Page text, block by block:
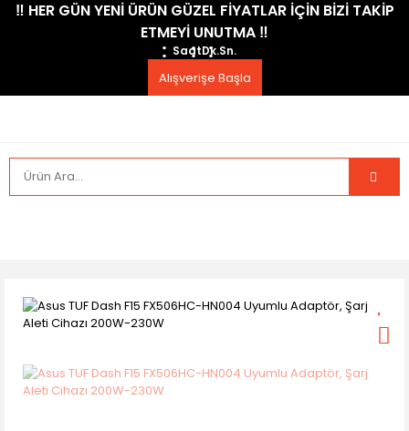
​‼️​ HER GÜN YENİ ÜRÜN GÜZEL FİYATLAR İÇİN BİZİ TAKİP
ETMEYİ UNUTMA ​‼️​
SaatDk.Sn.
Alışverişe Başla